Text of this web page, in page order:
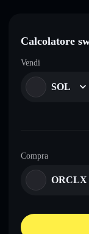
Calcolatore
Vendi
SOL
Compra
ORCLX